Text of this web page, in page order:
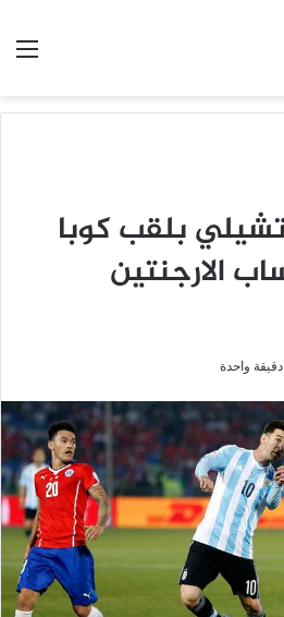
بلقب كوبا
الارجنتين
دقيقة واحدة